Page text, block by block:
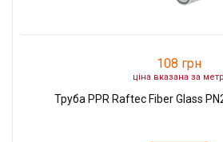
108 грн
ціна вказана за метр
Труба PPR Raftec Fiber Glass